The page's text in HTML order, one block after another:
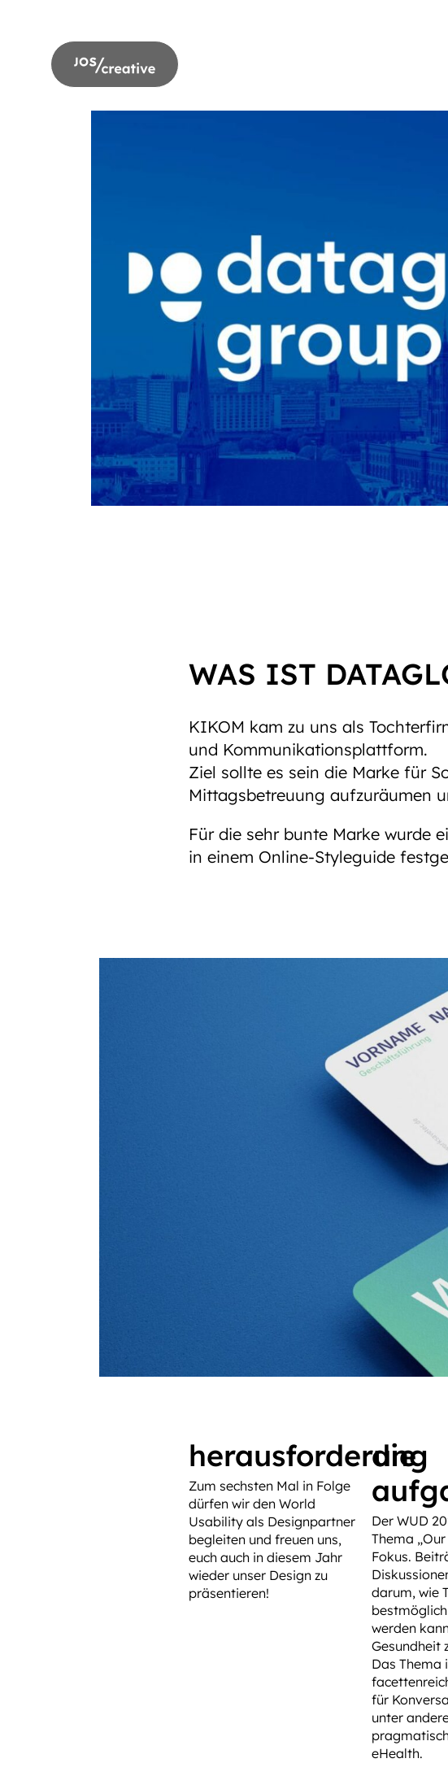
WAS IST
KIKOM kam zu uns als
und Kommunikationsplattform.
Ziel sollte es sein die Marke für
Mittagsbetreuung aufzuräumen
Für die sehr bunte Marke wurde
in einem Online-Styleguide
herausforderung
Zum sechsten Mal in Folge
dürfen wir den World
Usability als Designpartner
begleiten und freuen uns,
euch auch in diesem Jahr
wieder unser Design zu
präsentieren!
die
Der WUD
Thema
Fokus.
darum, wie
werden
Gesundheit
Das Thema
für
unter
eHealth.